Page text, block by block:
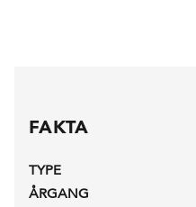
FAKTA
TYPE
ÅRGANG